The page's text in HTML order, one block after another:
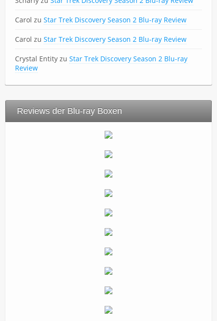
Carol zu Star Trek Discovery Season 2 Blu-ray Review
Carol zu Star Trek Discovery Season 2 Blu-ray Review
Crystal Entity zu Star Trek Discovery Season 2 Blu-ray
Review
Reviews der Blu-ray Boxen